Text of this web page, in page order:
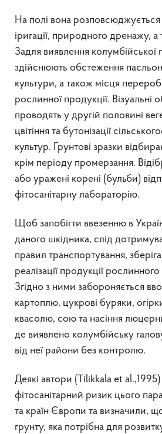
На полі вона розповсюджується
іригації, природного дренажу,
Задля виявлення колумбійської
здійснюють обстеження
культури, а також місця
рослинної продукції. Візуальні
проводять у другій половині
цвітіння та бутонізації
культур. Грунтові зразки
крім періоду промерзання.
або уражені корені (бульби)
фітосанітарну лабораторію.
Щоб запобігти ввезенню в
даного шкідника, слід
правил транспортування,
реалізації продукції
Згідно з ними забороняється
картоплю, цукрові буряки,
квасолю, сою та насіння
де виявлено колумбійську
від неї райони без контролю.
Деякі автори (Tilikkala et al.,1995)
фітосанітарний ризик цього
та країн Європи та визначили,
грунту, яка потрібна для